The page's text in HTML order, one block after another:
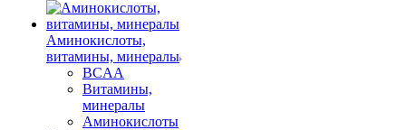
Аминокислоты,
витамины, минералы
BCAA
Витамины,
минералы
Аминокислоты